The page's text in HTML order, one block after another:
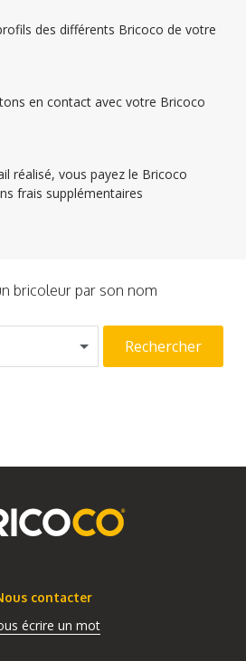
des différents Bricoco de votre
en contact avec votre Bricoco
réalisé, vous payez le Bricoco
frais supplémentaires
bricoleur par son nom
Rechercher
contacter
écrire un mot